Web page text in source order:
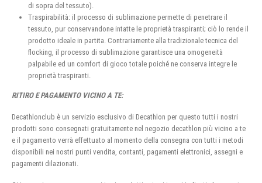
di sopra del tessuto).
Traspirabilità: il processo di sublimazione permette di penetrare il
tessuto, pur conservandone intatte le proprietà traspiranti; ciò lo rende il
prodotto ideale in partita. Contrariamente alla tradizionale tecnica del
flocking, il processo di sublimazione garantisce una omogeneità
palpabile ed un comfort di gioco totale poiché ne conserva integre le
proprietà traspiranti.
RITIRO E PAGAMENTO VICINO A TE:
Decathlonclub è un servizio esclusivo di Decathlon per questo tutti i nostri
prodotti sono consegnati gratuitamente nel negozio decathlon più vicino a te
e il pagamento verrà effettuato al momento della consegna con tutti i metodi
disponibili nei nostri punti vendita, contanti, pagamenti elettronici, assegni e
pagamenti dilazionati.